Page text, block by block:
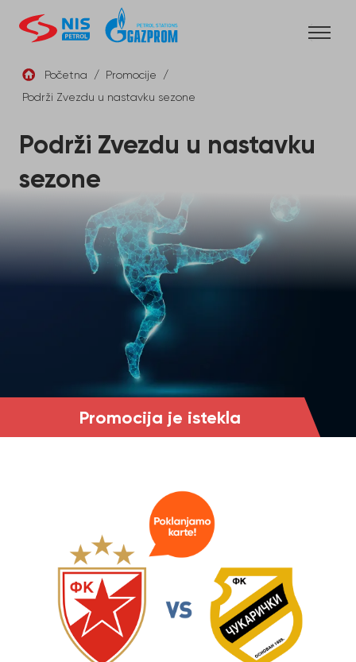
content
Promocija je istekla
Početna / Promocije
/
Podrži Zvezdu u nastavku sezone
Podrži Zvezdu u nastavku
sezone